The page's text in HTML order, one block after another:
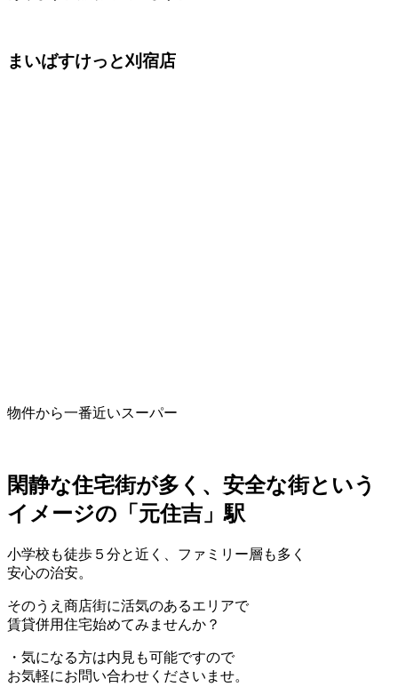
まいばすけっと刈宿店
物件から一番近いスーパー
閑静な住宅街が多く、安全な街という
イメージの「元住吉」駅
小学校も徒歩５分と近く、ファミリー層も多く
安心の治安。
そのうえ商店街に活気のあるエリアで
賃貸併用住宅始めてみませんか？
・気になる方は内見も可能ですので
お気軽にお問い合わせくださいませ。